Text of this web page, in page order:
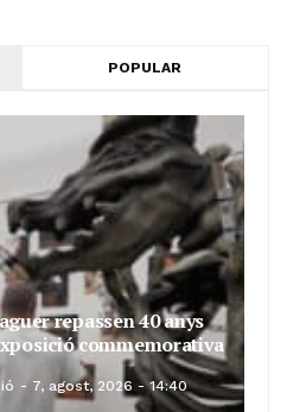
POPULAR
repassen 40 anys
commemorativa
7, agost, 2026 - 14:40